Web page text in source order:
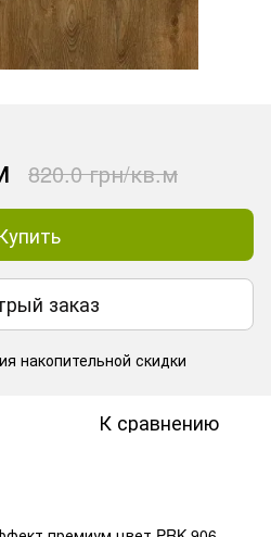
820.0 грн/кв.м
заказ
накопительной скидки
К сравнению